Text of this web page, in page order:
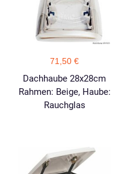
71,50 €
Dachhaube 28x28cm
Rahmen: Beige, Haube:
Rauchglas